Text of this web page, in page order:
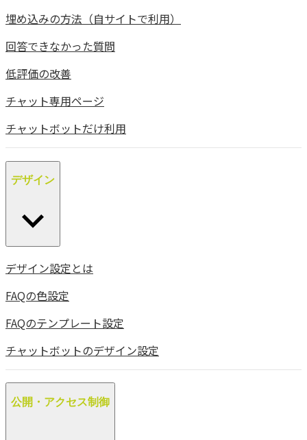
埋め込みの方法（自サイトで利用）
回答できなかった質問
低評価の改善
チャット専用ページ
チャットボットだけ利用
デザイン
デザイン設定とは
FAQの色設定
FAQのテンプレート設定
チャットボットのデザイン設定
公開・アクセス制御